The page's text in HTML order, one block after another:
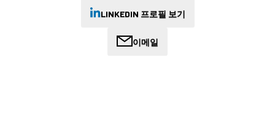
그 전에는 클레이튼 유츠(Clayton Utz)에서 변호사 수습 과정
수석 판사 보좌관으로 근무한 후, 공공 및 민간 법률 사무소에
LINKEDIN 프로필 보기
이메일